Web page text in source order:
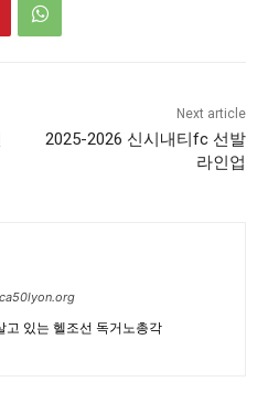
Next article
2025-2026 신시내티fc 선발
라인업
고 있는 헬조선 독거노총각